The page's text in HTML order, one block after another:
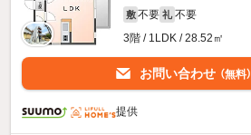
敷 不要 礼 不要
3階 / 1LDK / 28.52㎡
お問い合わせ （無料）
提供